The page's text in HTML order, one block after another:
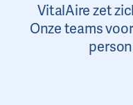
VitalAire zet
Onze teams